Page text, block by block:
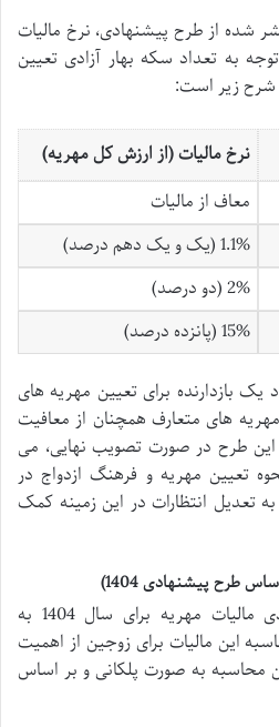
شده از طرح پیشنهادی، نرخ مالیات
به تعداد سکه بهار آزادی تعیین
شرح زیر است:
نرخ مالیات (از ارزش کل مهریه)
معاف از مالیات
1.1% (یک و یک دهم درصد)
2% (دو درصد)
15% (پانزده درصد)
یک بازدارنده برای تعیین مهریه های
های متعارف همچنان از معافیت
این طرح در صورت تصویب نهایی، می
تعیین مهریه و فرهنگ ازدواج در
تعدیل انتظارات در این زمینه کمک
طرح پیشنهادی 1404)
در صورتی که طرح پیشنهادی مالیات مهریه برای سال 1404 به
این مالیات برای زوجین از اهمیت
محاسبه به صورت پلکانی و بر اساس